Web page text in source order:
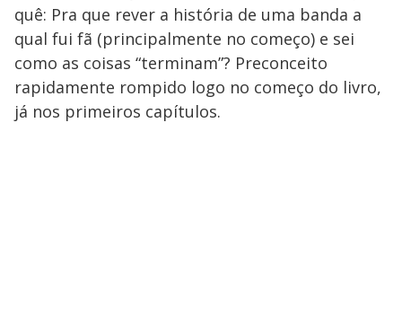
quê: Pra que rever a história de uma banda a
qual fui fã (principalmente no começo) e sei
como as coisas “terminam”? Preconceito
rapidamente rompido logo no começo do livro,
já nos primeiros capítulos.